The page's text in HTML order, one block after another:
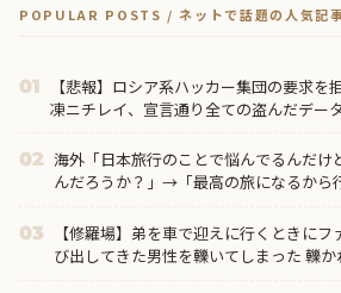
POPULAR POSTS / ネットで話題の人気記
01
【悲報】ロシア系ハッカー集団の要求を
凍ニチレイ、宣言通り全ての盗んだデー
02 海外「日本旅行のことで悩んでるんだけ
んだろうか？」→「最高の旅になるから
03
【修羅場】弟を車で迎えに行くときに
び出してきた男性を轢いてしまった 轢